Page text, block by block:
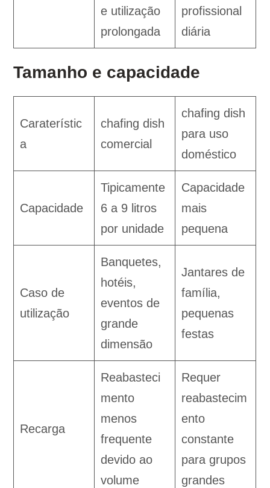
e utilização
prolongada
profissional
diária
Tamanho e capacidade
Caraterístic
a
chafing dish
comercial
chafing dish
para uso
doméstico
Capacidade
Tipicamente
6 a 9 litros
por unidade
Capacidade
mais
pequena
Caso de
utilização
Banquetes,
hotéis,
eventos de
grande
dimensão
Jantares de
família,
pequenas
festas
Recarga
Reabasteci
mento
menos
frequente
devido ao
volume
Requer
reabastecim
ento
constante
para grupos
grandes